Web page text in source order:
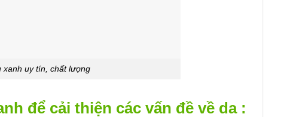
xanh uy tín, chất lượng
để cải thiện các vấn đề về da :